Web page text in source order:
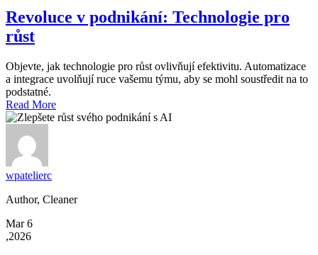
Revoluce v podnikání: Technologie pro
růst
Objevte, jak technologie pro růst ovlivňují efektivitu. Automatizace
a integrace uvolňují ruce vašemu týmu, aby se mohl soustředit na to
podstatné.
Read More
wpatelierc
Author, Cleaner
Mar 6
,2026